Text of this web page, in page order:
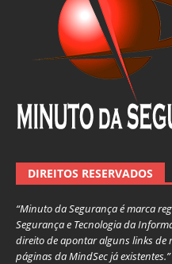
DIREITOS RESERVADOS
“Minuto da Segurança é marca
Segurança e Tecnologia da
direito de apontar alguns links de
páginas da MindSec já existentes.”